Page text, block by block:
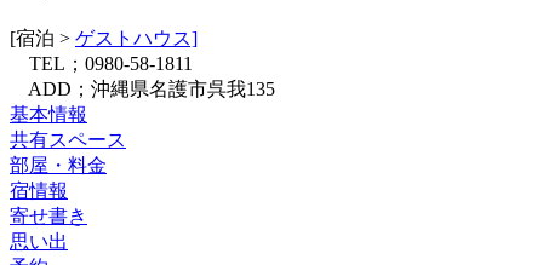
[宿泊 > ゲストハウス]
TEL；0980-58-1811
ADD；沖縄県名護市呉我135
基本情報
共有スペース
部屋・料金
宿情報
寄せ書き
思い出